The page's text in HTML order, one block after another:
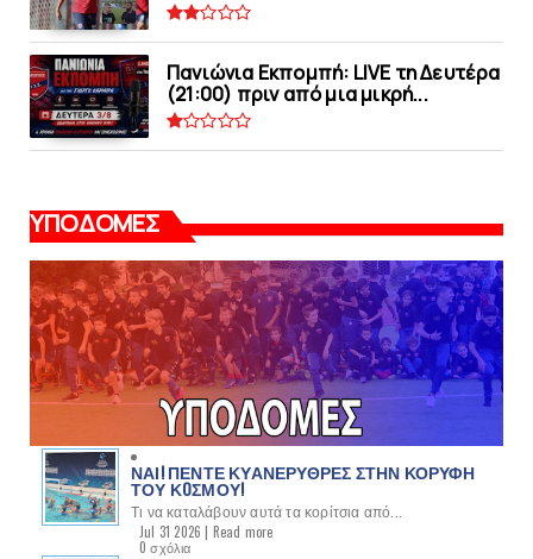
Πανιώνια Εκπομπή: LIVE τη Δευτέρα
(21:00) πριν από μια μικρή...
ΥΠΟΔΟΜΕΣ
ΝΑΙ! ΠΕΝΤΕ ΚΥΑΝΕΡΥΘΡΕΣ ΣΤΗΝ ΚΟΡΥΦΗ
ΤΟΥ ΚOΣΜΟΥ!
Τι να καταλάβουν αυτά τα κορίτσια από...
Jul 31 2026 | Read more
0 σχόλια